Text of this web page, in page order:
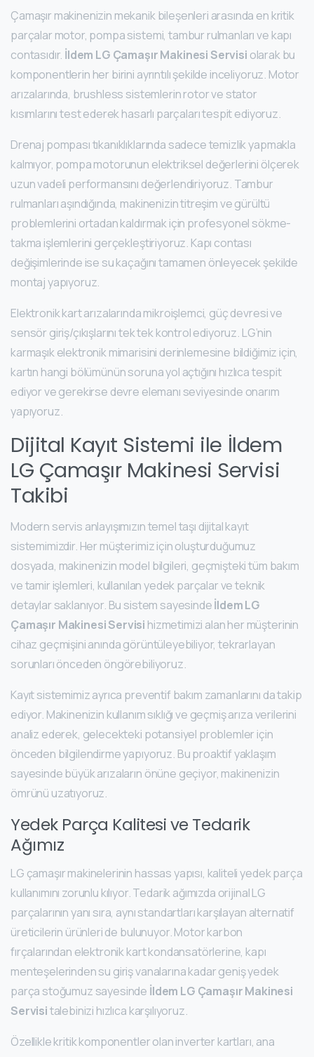
Çamaşır makinenizin mekanik bileşenleri arasında en kritik
parçalar motor, pompa sistemi, tambur rulmanları ve kapı
contasıdır. İldem LG Çamaşır Makinesi Servisi olarak bu
komponentlerin her birini ayrıntılı şekilde inceliyoruz. Motor
arızalarında, brushless sistemlerin rotor ve stator
kısımlarını test ederek hasarlı parçaları tespit ediyoruz.
Drenaj pompası tıkanıklıklarında sadece temizlik yapmakla
kalmıyor, pompa motorunun elektriksel değerlerini ölçerek
uzun vadeli performansını değerlendiriyoruz. Tambur
rulmanları aşındığında, makinenizin titreşim ve gürültü
problemlerini ortadan kaldırmak için profesyonel sökme-
takma işlemlerini gerçekleştiriyoruz. Kapı contası
değişimlerinde ise su kaçağını tamamen önleyecek şekilde
montaj yapıyoruz.
Elektronik kart arızalarında mikroişlemci, güç devresi ve
sensör giriş/çıkışlarını tek tek kontrol ediyoruz. LG’nin
karmaşık elektronik mimarisini derinlemesine bildiğimiz için,
kartın hangi bölümünün soruna yol açtığını hızlıca tespit
ediyor ve gerekirse devre elemanı seviyesinde onarım
yapıyoruz.
Dijital Kayıt Sistemi ile İldem
LG Çamaşır Makinesi Servisi
Takibi
Modern servis anlayışımızın temel taşı dijital kayıt
sistemimizdir. Her müşterimiz için oluşturduğumuz
dosyada, makinenizin model bilgileri, geçmişteki tüm bakım
ve tamir işlemleri, kullanılan yedek parçalar ve teknik
detaylar saklanıyor. Bu sistem sayesindeİldem LG
Çamaşır Makinesi Servisi hizmetimizi alan her müşterinin
cihaz geçmişini anında görüntüleyebiliyor, tekrarlayan
sorunları önceden öngörebiliyoruz.
Kayıt sistemimiz ayrıca preventif bakım zamanlarını da takip
ediyor. Makinenizin kullanım sıklığı ve geçmiş arıza verilerini
analiz ederek, gelecekteki potansiyel problemler için
önceden bilgilendirme yapıyoruz. Bu proaktif yaklaşım
sayesinde büyük arızaların önüne geçiyor, makinenizin
ömrünü uzatıyoruz.
Yedek Parça Kalitesi ve Tedarik
Ağımız
LG çamaşır makinelerinin hassas yapısı, kaliteli yedek parça
kullanımını zorunlu kılıyor. Tedarik ağımızda orijinal LG
parçalarının yanı sıra, aynı standartları karşılayan alternatif
üreticilerin ürünleri de bulunuyor. Motor karbon
fırçalarından elektronik kart kondansatörlerine, kapı
menteşelerinden su giriş vanalarına kadar geniş yedek
parça stoğumuz sayesinde İldem LG Çamaşır Makinesi
Servisitalebinizi hızlıca karşılıyoruz.
Özellikle kritik komponentler olan inverter kartları, ana